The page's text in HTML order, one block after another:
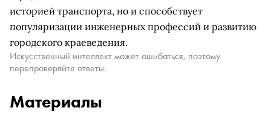
историей транспорта, но и способствует
популяризации инженерных профессий и развитию
городского краеведения.
Искусственный интеллект может ошибаться, поэтому
перепроверяйте ответы.
Материалы